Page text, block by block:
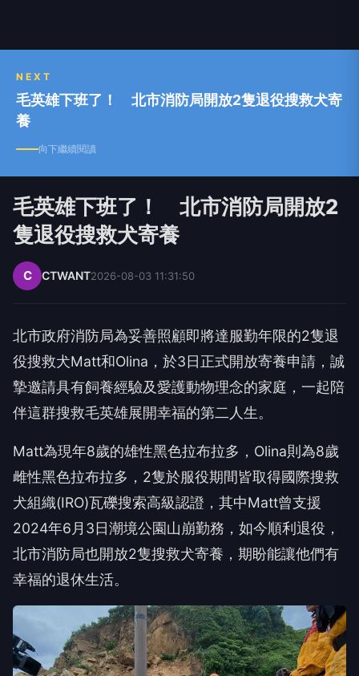
NEXT
毛英雄下班了！ 北市消防局開放2隻退役搜救犬寄
養
向下繼續閱讀
毛英雄下班了！ 北市消防局開放2
隻退役搜救犬寄養
C CTWANT2026-08-03 11:31:50
北市政府消防局為妥善照顧即將達服勤年限的2隻退
役搜救犬Matt和Olina，於3日正式開放寄養申請，誠
摯邀請具有飼養經驗及愛護動物理念的家庭，一起陪
伴這群搜救毛英雄展開幸福的第二人生。
Matt為現年8歲的雄性黑色拉布拉多，Olina則為8歲
雌性黑色拉布拉多，2隻於服役期間皆取得國際搜救
犬組織(IRO)瓦礫搜索高級認證，其中Matt曾支援
2024年6月3日潮境公園山崩勤務，如今順利退役，
北市消防局也開放2隻搜救犬寄養，期盼能讓他們有
幸福的退休生活。